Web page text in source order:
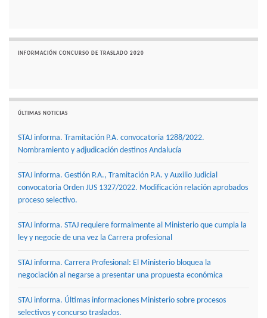
INFORMACIÓN CONCURSO DE TRASLADO 2020
ÚLTIMAS NOTICIAS
STAJ informa. Tramitación P.A. convocatoria 1288/2022.
Nombramiento y adjudicación destinos Andalucía
STAJ informa. Gestión P.A., Tramitación P.A. y Auxilio Judicial
convocatoria Orden JUS 1327/2022. Modificación relación aprobados
proceso selectivo.
STAJ informa. STAJ requiere formalmente al Ministerio que cumpla la
ley y negocie de una vez la Carrera profesional
STAJ informa. Carrera Profesional: El Ministerio bloquea la
negociación al negarse a presentar una propuesta económica
STAJ informa. Últimas informaciones Ministerio sobre procesos
selectivos y concurso traslados.